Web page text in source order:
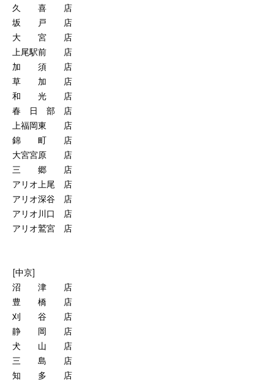
久 喜 店
坂 戸 店
大 宮 店
上尾駅前 店
加 須 店
草 加 店
和 光 店
春 日 部 店
上福岡東 店
錦 町 店
大宮宮原 店
三 郷 店
アリオ上尾 店
アリオ深谷 店
アリオ川口 店
アリオ鷲宮 店
[中京]
沼 津 店
豊 橋 店
刈 谷 店
静 岡 店
犬 山 店
三 島 店
知 多 店